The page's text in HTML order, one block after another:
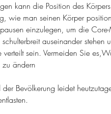
kann die Position des
wie man seinen Körper
einzulegen, um die
schulterbreit auseinander
verteilt sein. Vermeiden Sie
zu ändern
Bevölkerung leidet